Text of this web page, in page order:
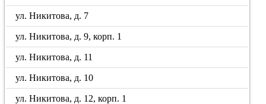
ул. Никитова, д. 7
ул. Никитова, д. 9, корп. 1
ул. Никитова, д. 11
ул. Никитова, д. 10
ул. Никитова, д. 12, корп. 1